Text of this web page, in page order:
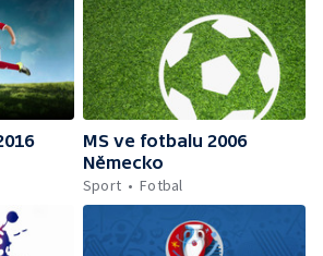
MS ve fotbalu 2006
Německo
Sport
Fotbal